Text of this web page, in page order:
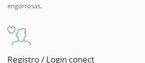
engorrosas.
Registro / Login conect